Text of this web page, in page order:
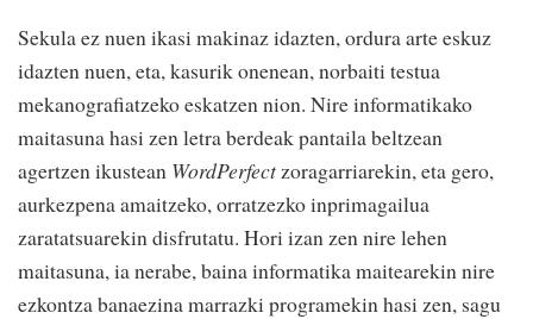
Sekula ez nuen ikasi makinaz idazten, ordura arte eskuz
idazten nuen, eta, kasurik onenean, norbaiti testua
mekanografiatzeko eskatzen nion. Nire informatikako
maitasuna hasi zen letra berdeak pantaila beltzean
agertzen ikustean WordPerfectzoragarriarekin, eta gero,
aurkezpena amaitzeko, orratzezko inprimagailua
zaratatsuarekin disfrutatu. Hori izan zen nire lehen
maitasuna, ia nerabe, baina informatika maitearekin nire
ezkontza banaezina marrazki programekin hasi zen, sagu